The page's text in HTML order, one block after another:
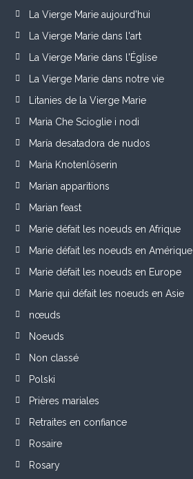
La Vierge Marie aujourd'hui
La Vierge Marie dans l'art
La Vierge Marie dans l'Église
La Vierge Marie dans notre vie
Litanies de la Vierge Marie
Maria Che Scioglie i nodi
María desatadora de nudos
Maria Knotenlöserin
Marian apparitions
Marian feast
Marie défait les noeuds en Afrique
Marie défait les noeuds en Amérique
Marie défait les noeuds en Europe
Marie qui défait les noeuds en Asie
nœuds
Noeuds
Non classé
Polski
Prières mariales
Retraites en confiance
Rosaire
Rosary